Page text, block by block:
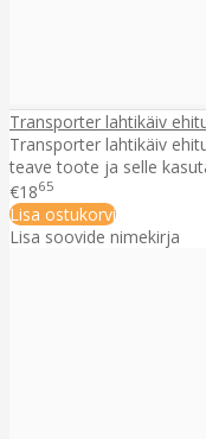
Transporter lahtikäiv
Transporter lahtikäiv
teave toote ja selle
€1865
Lisa ostukorvi
Lisa soovide nimekirja